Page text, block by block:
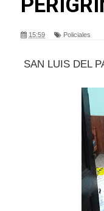
15:59 Policiales
SAN LUIS DEL